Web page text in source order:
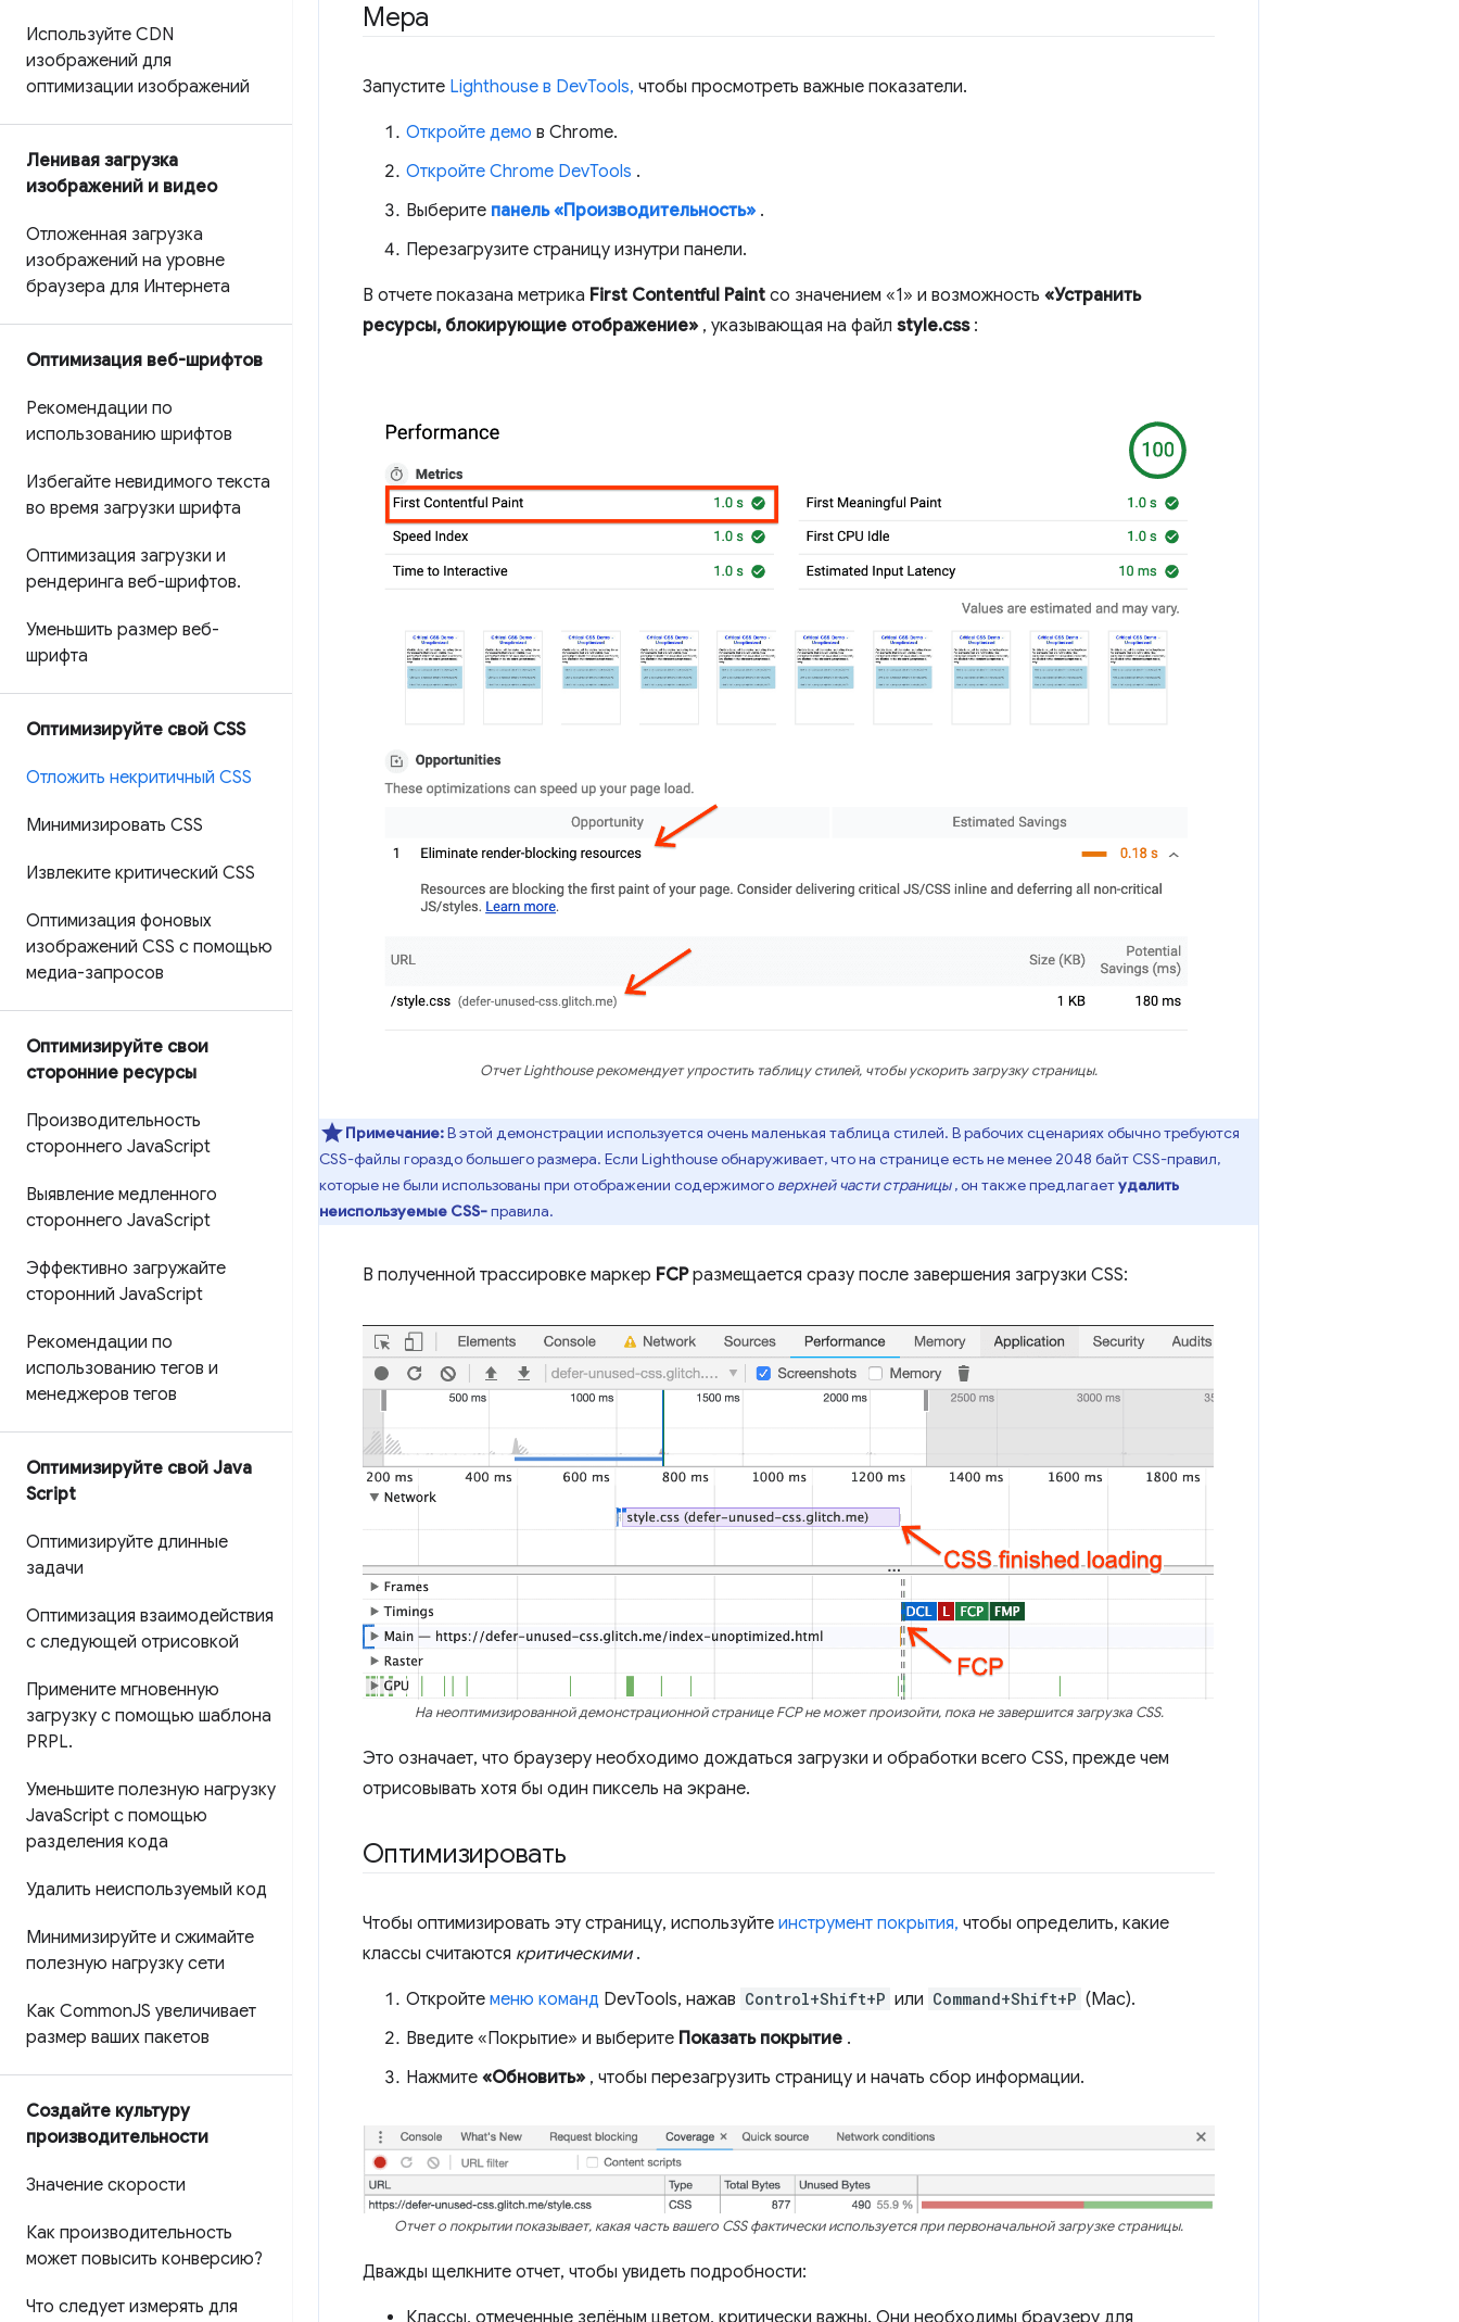
Используйте CDN
изображений для
оптимизации изображений
Ленивая загрузка
изображений и видео
Отложенная загрузка
изображений на уровне
браузера для Интернета
Оптимизация веб-шрифтов
Рекомендации по
использованию шрифтов
Избегайте невидимого текста
во время загрузки шрифта
Оптимизация загрузки и
рендеринга веб-шрифтов.
Уменьшить размер веб-
шрифта
Оптимизируйте свой CSS
Отложить некритичный CSS
Минимизировать CSS
Извлеките критический CSS
Оптимизация фоновых
изображений CSS с помощью
медиа-запросов
Оптимизируйте свои
сторонние ресурсы
Производительность
стороннего JavaScript
Выявление медленного
стороннего JavaScript
Эффективно загружайте
сторонний JavaScript
Рекомендации по
использованию тегов и
менеджеров тегов
Оптимизируйте свой Java
Script
Оптимизируйте длинные
задачи
Оптимизация взаимодействия
с следующей отрисовкой
Примените мгновенную
загрузку с помощью шаблона
PRPL.
Уменьшите полезную нагрузку
JavaScript с помощью
разделения кода
Удалить неиспользуемый код
Минимизируйте и сжимайте
полезную нагрузку сети
Как CommonJS увеличивает
размер ваших пакетов
Создайте культуру
производительности
Значение скорости
Как производительность
может повысить конверсию?
Что следует измерять для
Мера
Запустите Lighthouse в DevTools, чтобы просмотреть важные показатели.
Откройте демо в Chrome.
Откройте Chrome DevTools .
Выберите панель «Производительность» .
Перезагрузите страницу изнутри панели.
В отчете показана метрика First Contentful Paint со значением «1» и возможность «Устранить
ресурсы, блокирующие отображение» , указывающая на файл style.css:
Отчет Lighthouse рекомендует упростить таблицу стилей, чтобы ускорить загрузку страницы.
Примечание:В этой демонстрации используется очень маленькая таблица стилей. В рабочих сценариях обычно требуются
CSS-файлы гораздо большего размера. Если Lighthouse обнаруживает, что на странице есть не менее 2048 байт CSS-правил,
которые не были использованы при отображении содержимого верхней части страницы, он также предлагаетудалить
неиспользуемые CSS-правила.
В полученной трассировке маркер FCPразмещается сразу после завершения загрузки CSS:
На неоптимизированной демонстрационной странице FCP не может произойти, пока не завершится загрузка CSS.
Это означает, что браузеру необходимо дождаться загрузки и обработки всего CSS, прежде чем
отрисовывать хотя бы один пиксель на экране.
Оптимизировать
Чтобы оптимизировать эту страницу, используйте инструмент покрытия, чтобы определить, какие
классы считаются критическими.
Откройте меню команд DevTools, нажав Control+Shift+P или Command+Shift+P (Mac).
Введите «Покрытие» и выберите Показать покрытие .
Нажмите «Обновить» , чтобы перезагрузить страницу и начать сбор информации.
Отчет о покрытии показывает, какая часть вашего CSS фактически используется при первоначальной загрузке страницы.
Дважды щелкните отчет, чтобы увидеть подробности: